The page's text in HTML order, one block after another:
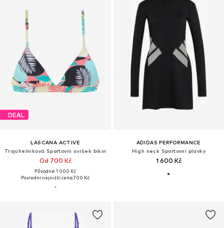
DEAL
LASCANA ACTIVE
Trojúhelníková Sportovní svršek bikin
Od 700 Kč
Původně: 1 000 Kč
Poslední nejnižší cena:700 Kč
ADIDAS PERFORMANCE
High neck Sportovní plavky
1 600 Kč